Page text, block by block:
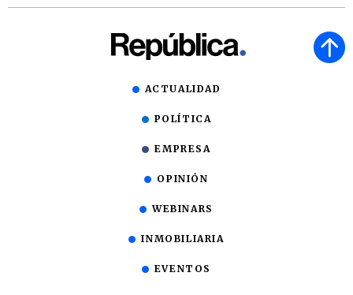
ACTUALIDAD
POLÍTICA
EMPRESA
OPINIÓN
WEBINARS
INMOBILIARIA
EVENTOS